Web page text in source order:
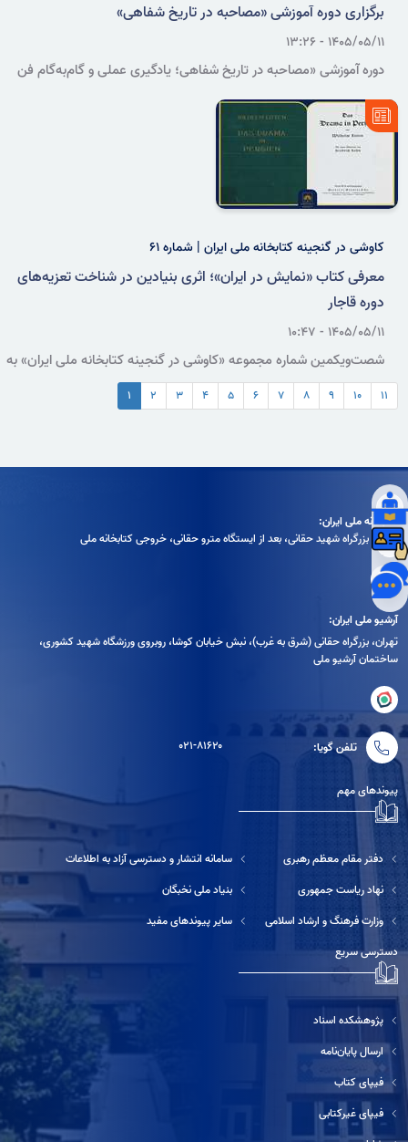
برگزاری دوره آموزشی «مصاحبه در تاریخ شفاهی»
۱۴۰۵/۰۵/۱۱ - ۱۳:۲۶
دوره آموزشی «مصاحبه در تاریخ شفاهی؛ یادگیری عملی و گام‌به‌گام فن
کشور در سازمان اسناد و کتابخانه ملی ایران برگزار می‌شود.
کاوشی در گنجینه کتابخانه ملی ایران | شماره ۶۱
معرفی کتاب «نمایش در ایران»؛ اثری بنیادین در شناخت تعزیه‌های
دوره قاجار
۱۴۰۵/۰۵/۱۱ - ۱۰:۴۷
شصت‌ویکمین شماره مجموعه «کاوشی در گنجینه کتابخانه ملی ایران» به
معرفی کتاب «نمایش در ایران»، نوشته ویلهلم لیتن، اختصاص دارد؛ اثری
۱ ۲ ۳ ۴ ۵ ۶ ۷ ۸ ۹ ۱۰ ۱۱
کتابخانه ملی ایران:
تهران، بزرگراه شهيد حقانی، بعد از ايستگاه مترو حقانی، خروجی كتابخانه ملی
آرشیو ملی ایران:
تهران، بزرگراه حقانی (شرق به غرب)، نبش خیابان کوشا، روبروی ورزشگاه شهید کشوری،
ساختمان آرشیو ملی
تلفن گویا: ۰۲۱-۸۱۶۲۰
پیوندهای مهم
دفتر مقام معظم رهبری
نهاد ریاست جمهوری
وزارت فرهنگ و ارشاد اسلامی
سامانه انتشار و دسترسی آزاد به اطلاعات
بنیاد ملی نخبگان
سایر پیوندهای مفید
دسترسی سریع
پژوهشکده اسناد
ارسال پایان‌نامه
فیپای کتاب
فیپای غیرکتابی